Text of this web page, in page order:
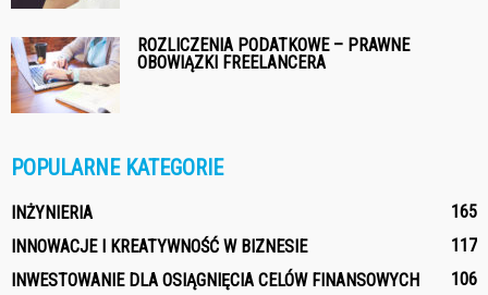
ROZLICZENIA PODATKOWE – PRAWNE
OBOWIĄZKI FREELANCERA
POPULARNE KATEGORIE
INŻYNIERIA
165
INNOWACJE I KREATYWNOŚĆ W BIZNESIE
117
INWESTOWANIE DLA OSIĄGNIĘCIA CELÓW FINANSOWYCH
106